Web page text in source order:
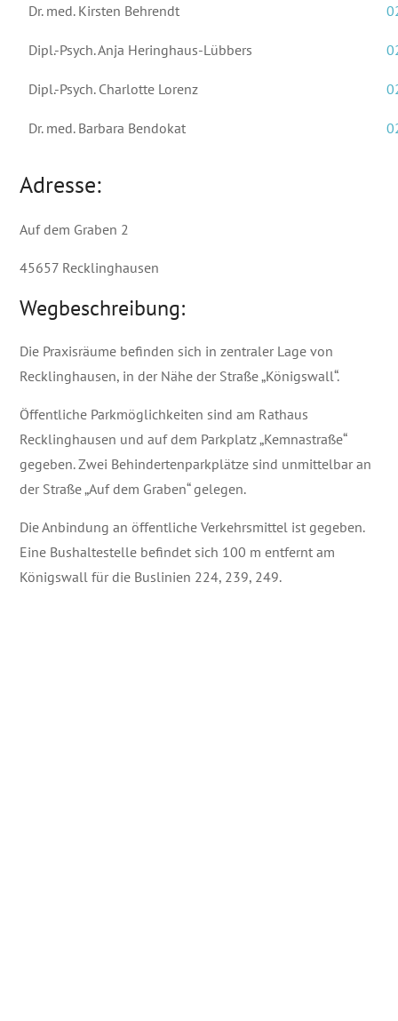
Dr. med. Kirsten Behrendt
Dipl.-Psych. Anja Heringhaus-Lübbers
Dipl.-Psych. Charlotte Lorenz
Dr. med. Barbara Bendokat
Adresse:
Auf dem Graben 2
45657 Recklinghausen
Wegbeschreibung:
Die Praxisräume befinden sich in zentraler Lage von
Recklinghausen, in der Nähe der Straße „Königswall“.
Öffentliche Parkmöglichkeiten sind am Rathaus
Recklinghausen und auf dem Parkplatz „Kemnastraße“
gegeben. Zwei Behindertenparkplätze sind unmittelbar an
der Straße „Auf dem Graben“ gelegen.
Die Anbindung an öffentliche Verkehrsmittel ist gegeben.
Eine Bushaltestelle befindet sich 100 m entfernt am
Königswall für die Buslinien 224, 239, 249.